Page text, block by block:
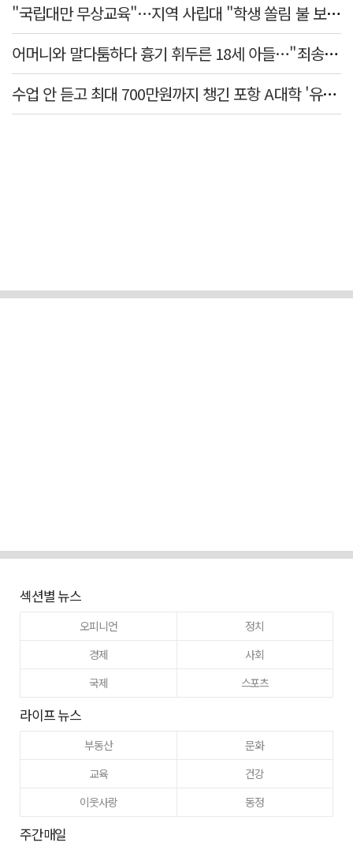
"국립대만 무상교육"…지역 사립대 "학생 쏠림 불 보듯"
어머니와 말다툼하다 흉기 휘두른 18세 아들…"죄송하지 않나" 묻자 침묵
수업 안 듣고 최대 700만원까지 챙긴 포항 A대학 '유령 선수' 등 19명 무더기 송치
섹션별 뉴스
오피니언
정치
경제
사회
국제
스포츠
라이프 뉴스
부동산
문화
교육
건강
이웃사랑
동정
주간매일